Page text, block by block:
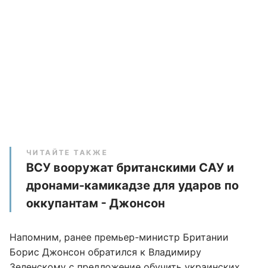
ЧИТАЙТЕ ТАКЖЕ
ВСУ вооружат британскими САУ и
дронами-камикадзе для ударов по
оккупантам - Джонсон
Напомним, ранее премьер-министр Британии
Борис Джонсон обратился к Владимиру